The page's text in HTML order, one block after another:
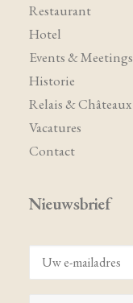
Restaurant
Hotel
Events & Meetings
Historie
Relais & Châteaux
Vacatures
Contact
Nieuwsbrief